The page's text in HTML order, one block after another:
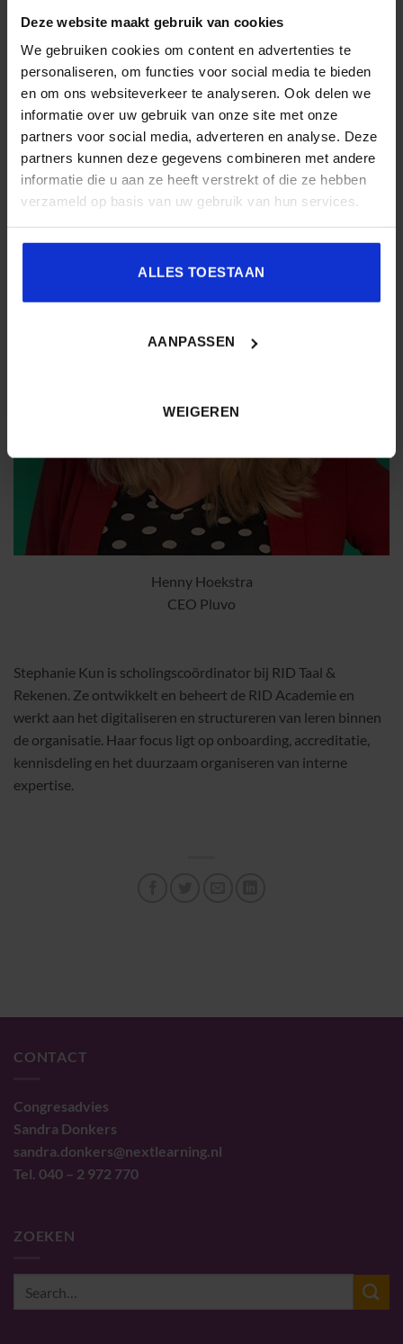
Deze website maakt gebruik van cookies
We gebruiken cookies om content en advertenties te
personaliseren, om functies voor social media te bieden
en om ons websiteverkeer te analyseren. Ook delen we
informatie over uw gebruik van onze site met onze
partners voor social media, adverteren en analyse. Deze
partners kunnen deze gegevens combineren met andere
informatie die u aan ze heeft verstrekt of die ze hebben
verzameld op basis van uw gebruik van hun services.
ALLES TOESTAAN
AANPASSEN
WEIGEREN
Thema:
Growth Ground – Waar leren, ontwikkelen en ontwerpen
samenkomen.
Eventuele link naar meer
informatie/vervolgaanbod:
www.pluvo.com
Henny Hoekstra
CEO Pluvo
Stephanie Kun is scholingscoördinator bij RID Taal &
Rekenen. Ze ontwikkelt en beheert de RID Academie en
werkt aan het digitaliseren en structureren van leren binnen
de organisatie. Haar focus ligt op onboarding, accreditatie,
kennisdeling en het duurzaam organiseren van interne
expertise.
CONTACT
Congresadvies
Sandra Donkers
sandra.donkers@nextlearning.nl
Tel. 040 – 2 972 770
ZOEKEN